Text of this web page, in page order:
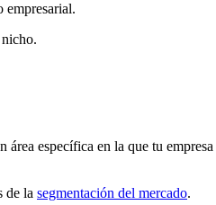
empresarial.
específica en la que tu
de la segmentación del mercado.